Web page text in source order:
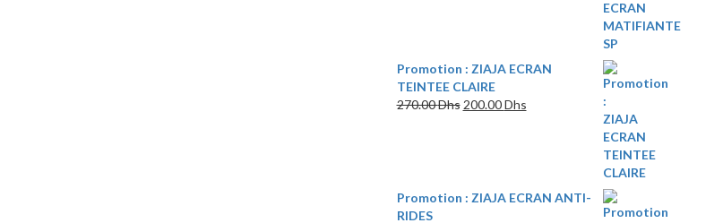
Promotion : ZIAJA ECRAN
TEINTEE CLAIRE
270.00Dhs Le
200.00DhsLe
Promotion : ZIAJA ECRAN ANTI-
RIDES